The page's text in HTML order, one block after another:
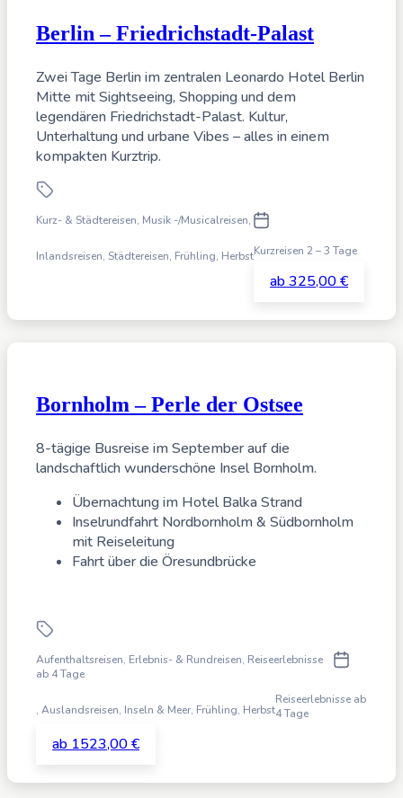
Berlin – Friedrichstadt-Palast
Zwei Tage Berlin im zentralen Leonardo Hotel Berlin
Mitte mit Sightseeing, Shopping und dem
legendären Friedrichstadt-Palast. Kultur,
Unterhaltung und urbane Vibes – alles in einem
kompakten Kurztrip.
Kurz- & Städtereisen, Musik -/Musicalreisen,
Inlandsreisen, Städtereisen, Frühling, HerbstKurzreisen 2 – 3 Tage
ab 325,00 €
Bornholm – Perle der Ostsee
8-tägige Busreise im September auf die
landschaftlich wunderschöne Insel Bornholm.
Übernachtung im Hotel Balka Strand
Inselrundfahrt Nordbornholm & Südbornholm
mit Reiseleitung
Fahrt über die Öresundbrücke
Aufenthaltsreisen, Erlebnis- & Rundreisen, Reiseerlebnisse
ab 4 Tage
, Auslandsreisen, Inseln & Meer, Frühling, Herbst
Reiseerlebnisse ab
4 Tage
ab 1523,00 €